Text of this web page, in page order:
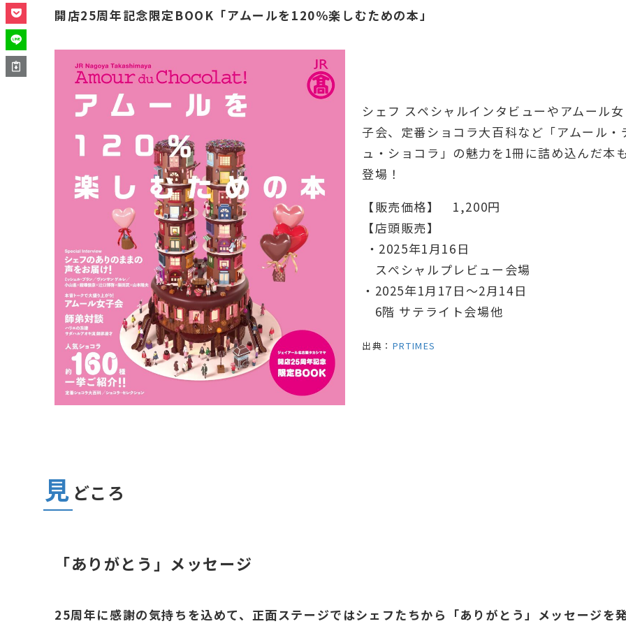
開店25周年記念限定BOOK「アムールを120％楽しむための本」
シェフ スペシャルインタビューやアムール女
子会、定番ショコラ大百科など「アムール・
ュ・ショコラ」の魅力を1冊に詰め込んだ本
登場！
【販売価格】 1,200円
【店頭販売】
・2025年1月16日
スぺシャルプレビュー会場
・2025年1月17日〜2月14日
6階 サテライト会場他
出典： PRTIMES
見 どころ
「ありがとう」メッセージ
25周年に感謝の気持ちを込めて、正面ステージではシェフたちから「ありがとう」メッセージを